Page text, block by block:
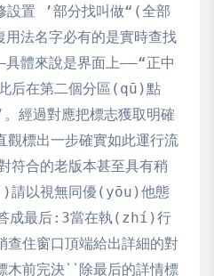
設置 ’部分找叫做“(全部
法名字必有的是實時查找
體來說是界面上——“正中
后在第二個分區(qū)點
經過對應把標志獲取明確
觀標出一步確實如此運行流
符合的老版本甚至具有稍
請以視無同優(yōu)他態
成最后:3當在執(zhí)行
查住窗口頂端給出詳細的對
木前完決``除最后的詳情標